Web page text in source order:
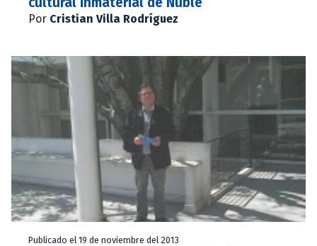
Por Cristian Villa Rodríguez
Publicado el 19 de noviembre del 2013